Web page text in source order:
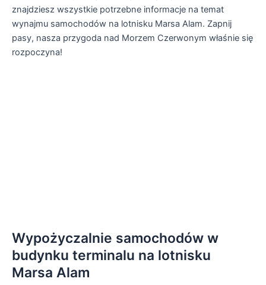
znajdziesz wszystkie potrzebne informacje na temat
wynajmu samochodów na lotnisku Marsa Alam. Zapnij
pasy, nasza przygoda nad Morzem Czerwonym właśnie się
rozpoczyna!
Wypożyczalnie samochodów w
budynku terminalu na lotnisku
Marsa Alam